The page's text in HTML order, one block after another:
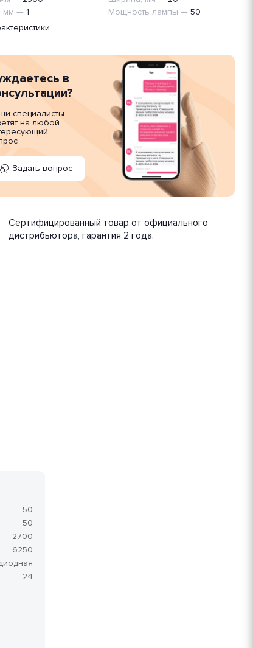
мм — 1 Мощность лампы — 50
в
специалисты
на любой
Задать вопрос
Сертифицированный товар от официального
дистрибьютора, гарантия 2 года.
50
50
2700
6250
24